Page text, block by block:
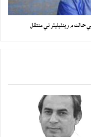
حالت ۾ وينٽيليٽر تي منتقل